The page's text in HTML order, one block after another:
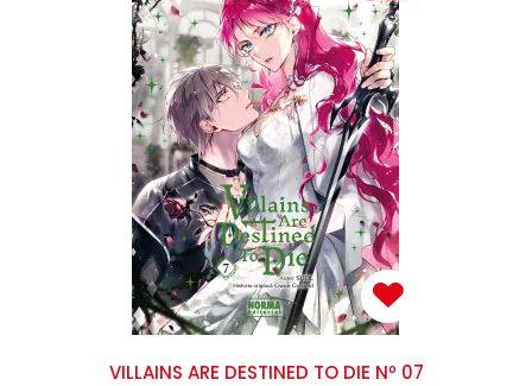
VILLAINS ARE DESTINED TO DIE Nº 07